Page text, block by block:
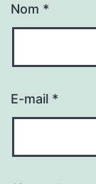
Nom *
E-mail *